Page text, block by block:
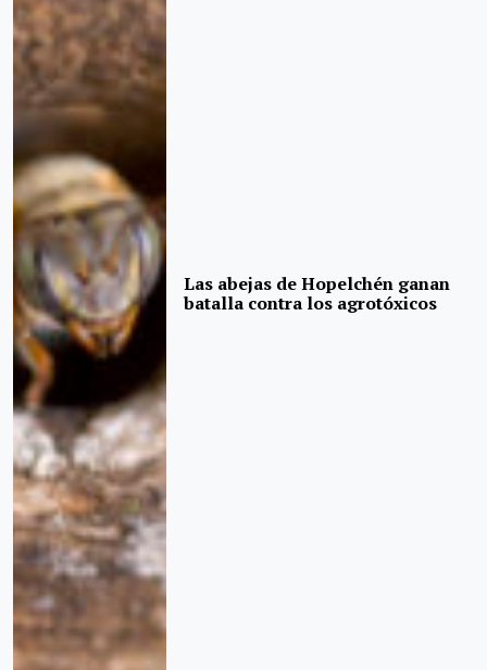
Las abejas de Hopelchén ganan
batalla contra los agrotóxicos